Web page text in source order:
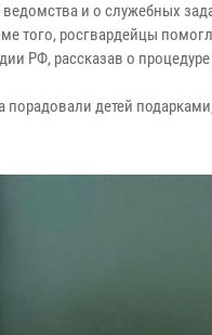
и о служебных
того, росгвардейцы
РФ, рассказав о
порадовали детей